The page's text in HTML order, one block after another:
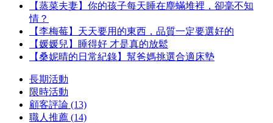
【蒸菜夫妻】你的孩子每天睡在塵蟎堆裡，卻毫不知
情？
【李梅莓】天天要用的東西，品質一定要選好的
【媛媛兒】睡得好 才是真的放鬆
【桑妮晴的日常紀錄】幫爸媽挑選合適床墊
長期活動
限時活動
顧客評論 (13)
職人推薦 (14)